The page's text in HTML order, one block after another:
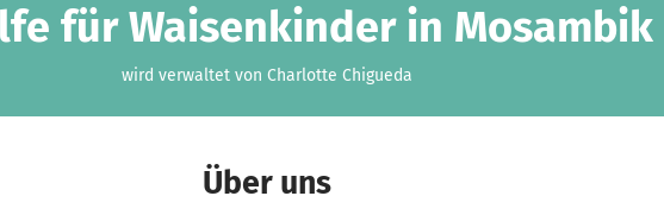
für Waisenkinder in Mosambik
wird verwaltet von Charlotte Chigueda
Über uns